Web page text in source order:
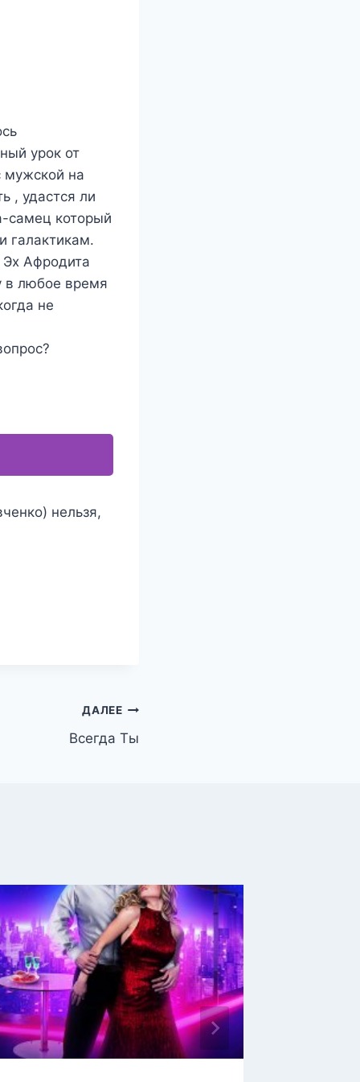
урок от
мужской на
, удастся ли
самец который
галактикам.
Эх Афродита
в любое время
не
нельзя,
ДАЛЕЕ
Всегда Ты